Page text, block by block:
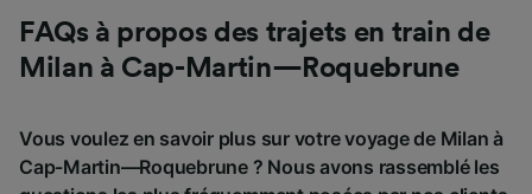
FAQs à propos des trajets en train de
Milan à Cap-Martin—Roquebrune
Vous voulez en savoir plus sur votre voyage de Milan à
Cap-Martin—Roquebrune ? Nous avons rassemblé les